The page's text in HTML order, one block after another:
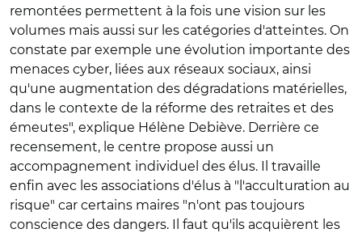
remontées permettent à la fois une vision sur les
volumes mais aussi sur les catégories d'atteintes. On
constate par exemple une évolution importante des
menaces cyber, liées aux réseaux sociaux, ainsi
qu'une augmentation des dégradations matérielles,
dans le contexte de la réforme des retraites et des
émeutes", explique Hélène Debiève. Derrière ce
recensement, le centre propose aussi un
accompagnement individuel des élus. Il travaille
enfin avec les associations d'élus à "l'acculturation au
risque" car certains maires "n'ont pas toujours
conscience des dangers. Il faut qu'ils acquièrent les